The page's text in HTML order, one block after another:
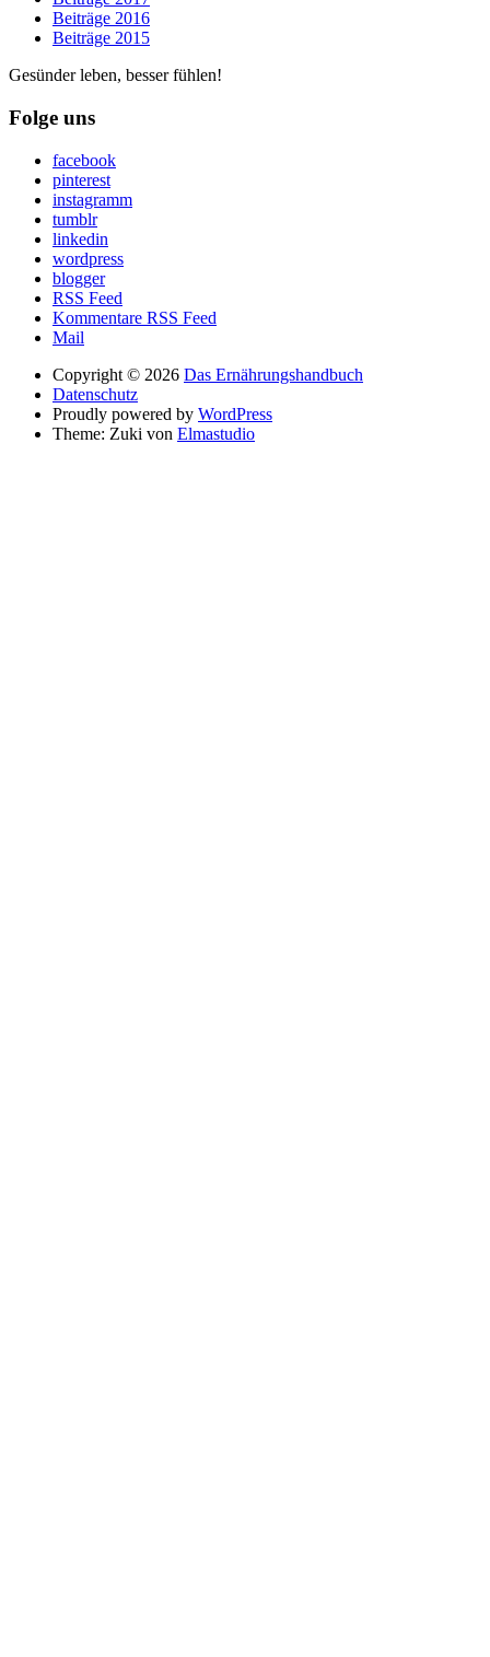
Beiträge 2016
Beiträge 2015
Gesünder leben, besser fühlen!
Folge uns
facebook
pinterest
instagramm
tumblr
linkedin
wordpress
blogger
RSS Feed
Kommentare RSS Feed
Mail
Copyright © 2026 Das Ernährungshandbuch
Datenschutz
Proudly powered by WordPress
Theme: Zuki von Elmastudio